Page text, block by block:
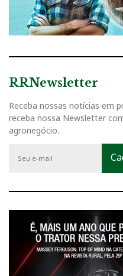
RRNewsletter
Receba nossas notícias em
receba nossa Newsletter
agronegócio.